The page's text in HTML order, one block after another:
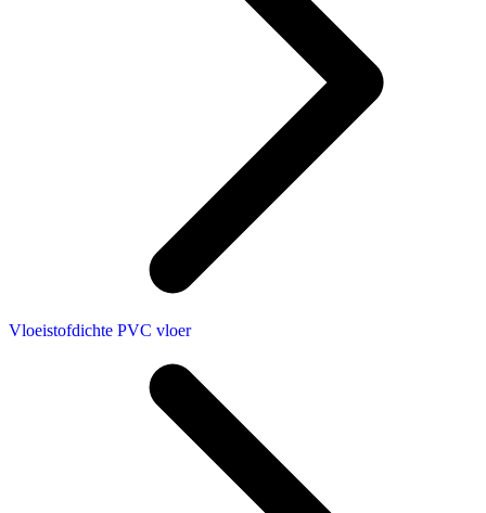
Vloeistofdichte PVC vloer